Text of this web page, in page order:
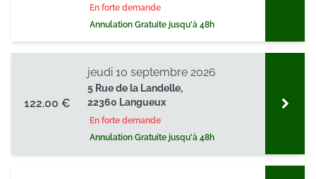
En forte demande
Annulation Gratuite jusqu'à 48h
122.00 €
5 Rue de la Landelle,
22360 Langueux
En forte demande
Annulation Gratuite jusqu'à 48h
jeudi 10 septembre 2026